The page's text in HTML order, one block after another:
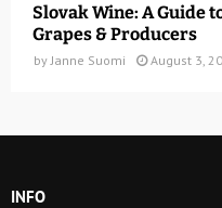
Slovak Wine: A Guide
Grapes & Producers
by Janne Suomi August 3,
INFO